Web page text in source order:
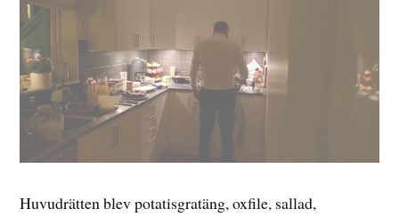
Huvudrätten blev potatisgratäng, oxfile, sallad,